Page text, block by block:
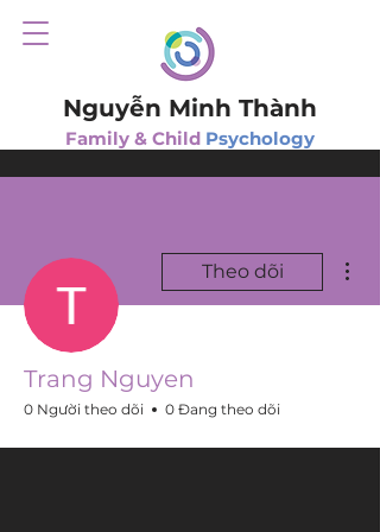
Nguyễn Minh Thành
Family & Child Psychology
Theo dõi
Trang Nguyen
0 Người theo dõi 0 Đang theo dõi